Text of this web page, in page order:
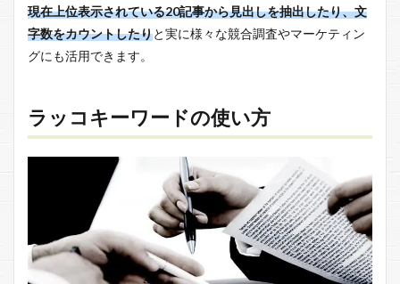
現在上位表示されている20記事から見出しを抽出したり、文
字数をカウントしたりと実に様々な競合調査やマーケティン
グにも活用できます。
ラッコキーワードの使い方